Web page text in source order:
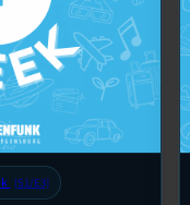
[S1/E3]